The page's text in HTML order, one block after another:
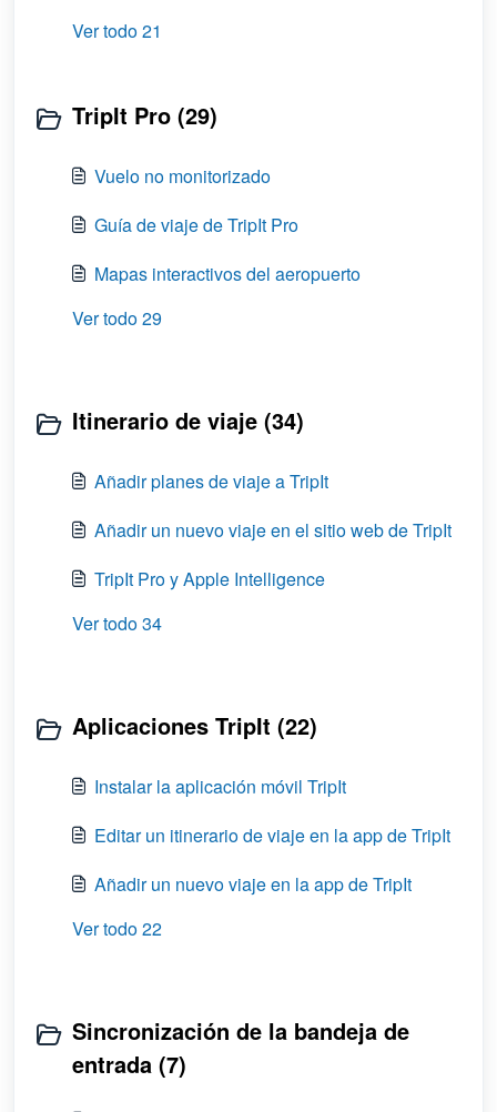
Ver todo 21
TripIt Pro (29)
Vuelo no monitorizado
Guía de viaje de TripIt Pro
Mapas interactivos del aeropuerto
Ver todo 29
Itinerario de viaje (34)
Añadir planes de viaje a TripIt
Añadir un nuevo viaje en el sitio web de TripIt
TripIt Pro y Apple Intelligence
Ver todo 34
Aplicaciones TripIt (22)
Instalar la aplicación móvil TripIt
Editar un itinerario de viaje en la app de TripIt
Añadir un nuevo viaje en la app de TripIt
Ver todo 22
Sincronización de la bandeja de
entrada (7)